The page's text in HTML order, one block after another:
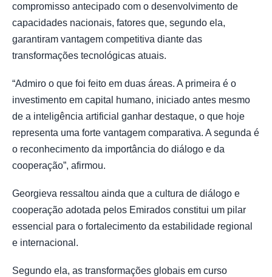
compromisso antecipado com o desenvolvimento de
capacidades nacionais, fatores que, segundo ela,
garantiram vantagem competitiva diante das
transformações tecnológicas atuais.
“Admiro o que foi feito em duas áreas. A primeira é o
investimento em capital humano, iniciado antes mesmo
de a inteligência artificial ganhar destaque, o que hoje
representa uma forte vantagem comparativa. A segunda é
o reconhecimento da importância do diálogo e da
cooperação”, afirmou.
Georgieva ressaltou ainda que a cultura de diálogo e
cooperação adotada pelos Emirados constitui um pilar
essencial para o fortalecimento da estabilidade regional
e internacional.
Segundo ela, as transformações globais em curso